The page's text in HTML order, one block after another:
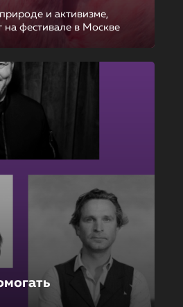
и активизме,
на фестивале в Москве